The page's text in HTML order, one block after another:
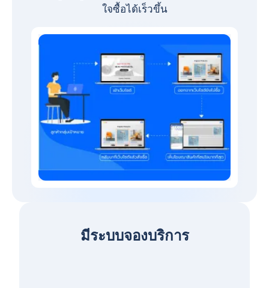
ใจซื้อได้เร็วขึ้น
มีระบบจองบริการ